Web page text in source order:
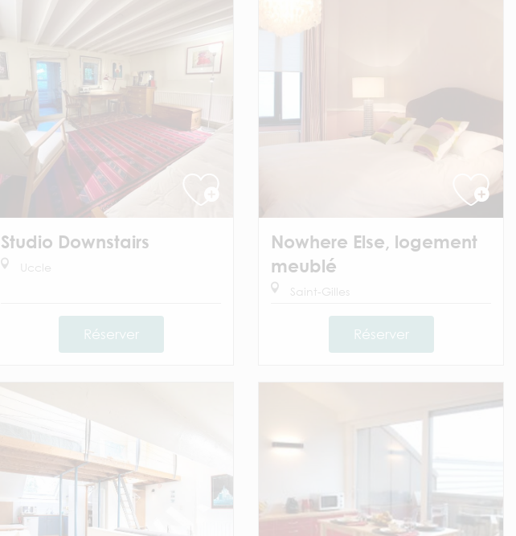
Studio Downstairs
Uccle
Réserver
Nowhere Else, logement
meublé
Saint-Gilles
Réserver